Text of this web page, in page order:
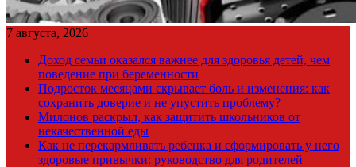
7 августа, 2026
Доход семьи оказался важнее для здоровья детей, чем
поведение при беременности
Подросток месяцами скрывает боль и изменения: как
сохранить доверие и не упустить проблему?
Милонов раскрыл, как защитить школьников от
некачественной еды
Как не перекармливать ребенка и сформировать у него
здоровые привычки: руководство для родителей